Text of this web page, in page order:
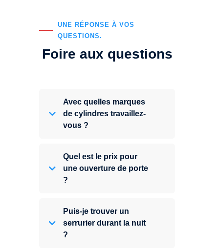
UNE RÉPONSE À VOS
QUESTIONS.
Foire aux questions
Avec quelles marques
de cylindres travaillez-
vous ?
Quel est le prix pour
une ouverture de porte
?
Puis-je trouver un
serrurier durant la nuit
?